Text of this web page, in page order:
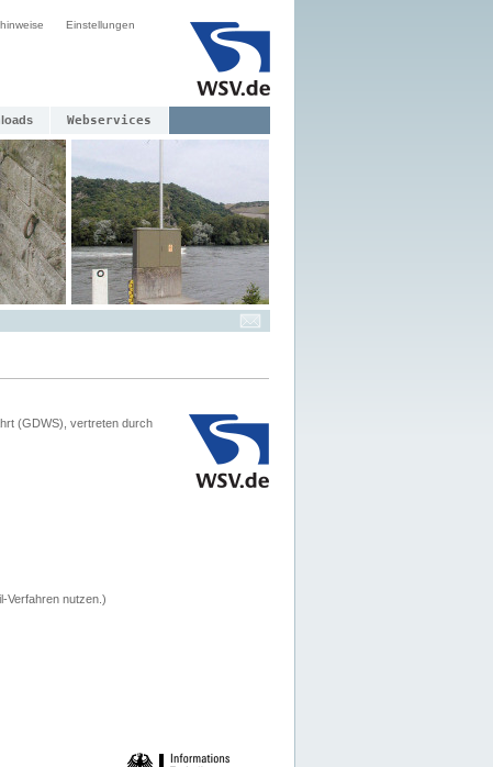
Einstellungen
Webservices
(GDWS), vertreten durch
Verfahren nutzen.)